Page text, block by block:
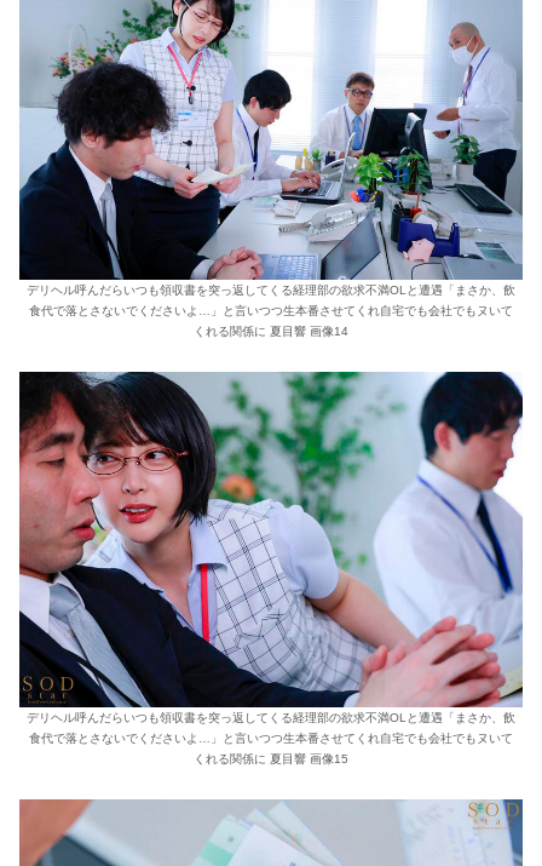
デリヘル呼んだらいつも領収書を突っ返してくる経理部の欲求不満OLと遭遇「まさか、飲
食代で落とさないでくださいよ…」と言いつつ生本番させてくれ自宅でも会社でもヌいて
くれる関係に 夏目響 画像14
デリヘル呼んだらいつも領収書を突っ返してくる経理部の欲求不満OLと遭遇「まさか、飲
食代で落とさないでくださいよ…」と言いつつ生本番させてくれ自宅でも会社でもヌいて
くれる関係に 夏目響 画像15